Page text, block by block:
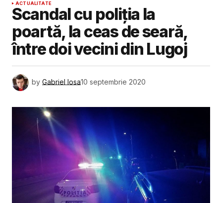
ACTUALITATE
Scandal cu poliția la
poartă, la ceas de seară,
între doi vecini din Lugoj
by Gabriel Iosa10 septembrie 2020